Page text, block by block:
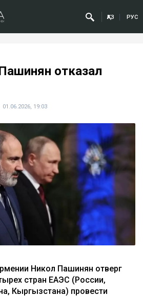
ҚАЗ РУС
отказал
01.06.2026, 19:03
Никол Пашинян отверг
стран ЕАЭС (России,
Кыргызстана) провести